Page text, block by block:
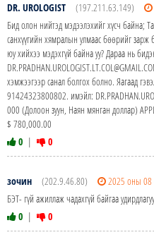
DR. UROLOGIST (197.211.63.149)
Бид олон нийтэд мэдээлэхийг хүсч байна;
санхүүгийн хямралын улмаас бөөрийг
юу хийхээ мэдэхгүй байна уу? Дараа нь
хэмжээгээр санал болгох болно. Яагаад
91424323800802. имэйл:
000 (Долоон зуун, Наян мянган доллар)
$ 780,000.00
0 | 0
зочин (202.9.46.80)
2025 оны 08
БЭТ- гүй ажиллаж чадахгүй байгаа
0 | 0